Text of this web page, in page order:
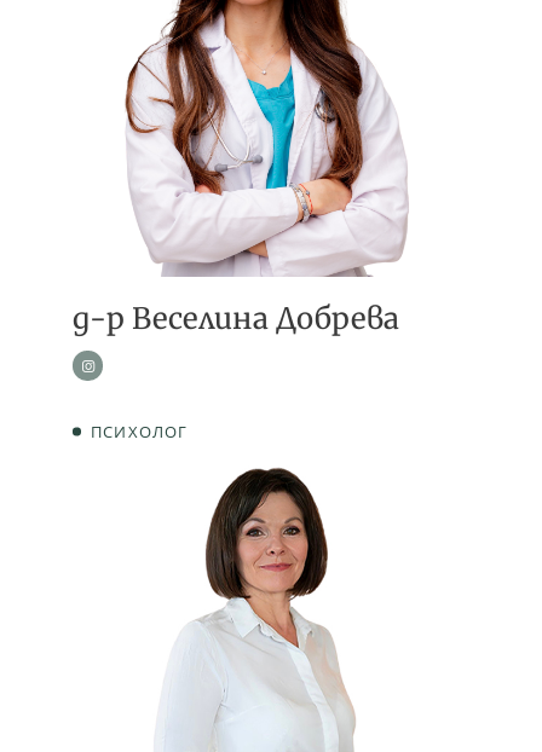
д-р Веселина Добрева
ПСИХОЛОГ